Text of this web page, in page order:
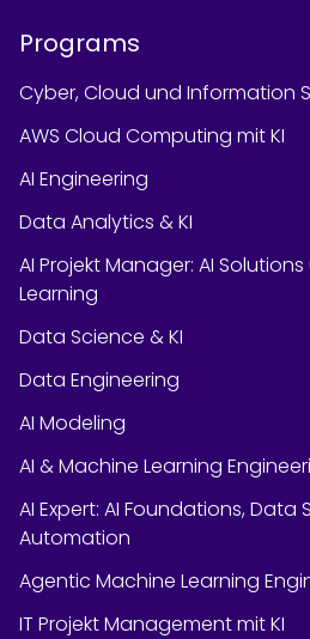
Programs
Cyber, Cloud und Information
AWS Cloud Computing mit KI
AI Engineering
Data Analytics & KI
AI Projekt Manager: AI
Learning
Data Science & KI
Data Engineering
AI Modeling
AI & Machine Learning
AI Expert: AI Foundations,
Automation
Agentic Machine Learning
IT Projekt Management mit KI